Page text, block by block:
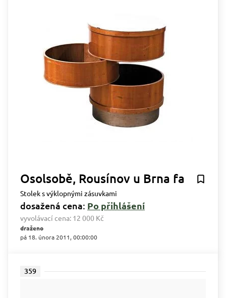
Osolsobě, Rousínov u Brna fa
Stolek s výklopnými zásuvkami
dosažená cena: Po přihlášení
vyvolávací cena: 12 000 Kč
draženo
pá 18. února 2011, 00:00:00
359